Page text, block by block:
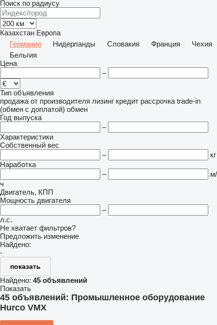
Поиск по радиусу
Казахстан Европа
Германия
Нидерланды Словакия Франция
Чехия
Бельгия
Цена
–
Тип объявления
продажа от производителя лизинг кредит рассрочка trade-in
(обмен с доплатой) обмен
Год выпуска
–
Характеристики
Собственный вес
–
кг
Наработка
–
м/
ч
Двигатель, КПП
Мощность двигателя
–
л.с.
Не хватает фильтров?
Предложить изменение
Найдено:
-
показать
Найдено: 45 объявлений
Показать
45 объявлений: Промышленное оборудование
Hurco VMX